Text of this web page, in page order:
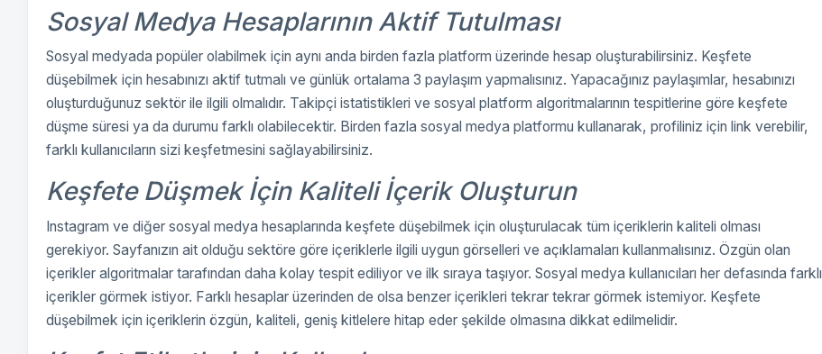
Sosyal Medya Hesaplarının Aktif Tutulması
Sosyal medyada popüler olabilmek için aynı anda birden fazla platform üzerinde hesap oluşturabilirsiniz. Keşfete
düşebilmek için hesabınızı aktif tutmalı ve günlük ortalama 3 paylaşım yapmalısınız. Yapacağınız paylaşımlar, hesabınızı
oluşturduğunuz sektör ile ilgili olmalıdır. Takipçi istatistikleri ve sosyal platform algoritmalarının tespitlerine göre keşfete
düşme süresi ya da durumu farklı olabilecektir. Birden fazla sosyal medya platformu kullanarak, profiliniz için link verebilir,
farklı kullanıcıların sizi keşfetmesini sağlayabilirsiniz.
Keşfete Düşmek İçin Kaliteli İçerik Oluşturun
Instagram ve diğer sosyal medya hesaplarında keşfete düşebilmek için oluşturulacak tüm içeriklerin kaliteli olması
gerekiyor. Sayfanızın ait olduğu sektöre göre içeriklerle ilgili uygun görselleri ve açıklamaları kullanmalısınız. Özgün olan
içerikler algoritmalar tarafından daha kolay tespit ediliyor ve ilk sıraya taşıyor. Sosyal medya kullanıcıları her defasında farklı
içerikler görmek istiyor. Farklı hesaplar üzerinden de olsa benzer içerikleri tekrar tekrar görmek istemiyor. Keşfete
düşebilmek için içeriklerin özgün, kaliteli, geniş kitlelere hitap eder şekilde olmasına dikkat edilmelidir.